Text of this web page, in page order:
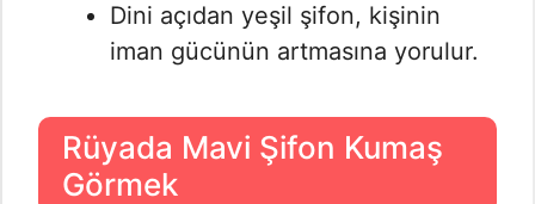
Dini açıdan yeşil şifon, kişinin
iman gücünün artmasına yorulur.
Rüyada Mavi Şifon Kumaş
Görmek